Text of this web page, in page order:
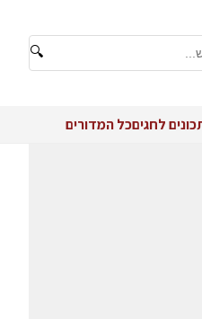
🔍
לחגיםכל המדורים